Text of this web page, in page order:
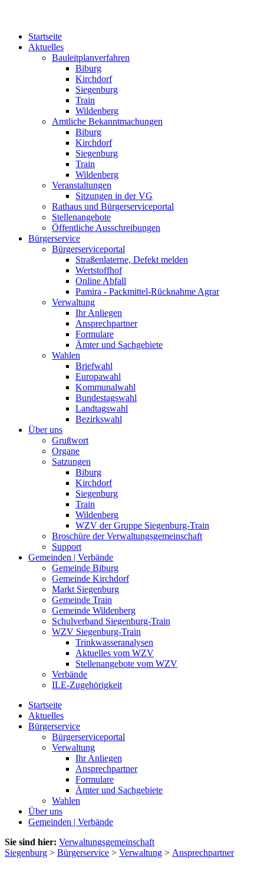
Startseite
Aktuelles
Bauleitplanverfahren
Biburg
Kirchdorf
Siegenburg
Train
Wildenberg
Amtliche Bekanntmachungen
Biburg
Kirchdorf
Siegenburg
Train
Wildenberg
Veranstaltungen
Sitzungen in der VG
Rathaus und Bürgerserviceportal
Stellenangebote
Öffentliche Ausschreibungen
Bürgerservice
Bürgerserviceportal
Straßenlaterne, Defekt melden
Wertstoffhof
Online Abfall
Pamira - Packmittel-Rücknahme Agrar
Verwaltung
Ihr Anliegen
Ansprechpartner
Formulare
Ämter und Sachgebiete
Wahlen
Briefwahl
Europawahl
Kommunalwahl
Bundestagswahl
Landtagswahl
Bezirkswahl
Über uns
Grußwort
Organe
Satzungen
Biburg
Kirchdorf
Siegenburg
Train
Wildenberg
WZV der Gruppe Siegenburg-Train
Broschüre der Verwaltungsgemeinschaft
Support
Gemeinden | Verbände
Gemeinde Biburg
Gemeinde Kirchdorf
Markt Siegenburg
Gemeinde Train
Gemeinde Wildenberg
Schulverband Siegenburg-Train
WZV Siegenburg-Train
Trinkwasseranalysen
Aktuelles vom WZV
Stellenangebote vom WZV
Verbände
ILE-Zugehörigkeit
Startseite
Aktuelles
Bürgerservice
Bürgerserviceportal
Verwaltung
Ihr Anliegen
Ansprechpartner
Formulare
Ämter und Sachgebiete
Wahlen
Über uns
Gemeinden | Verbände
Sie sind hier: Verwaltungsgemeinschaft
Siegenburg > Bürgerservice > Verwaltung > Ansprechpartner